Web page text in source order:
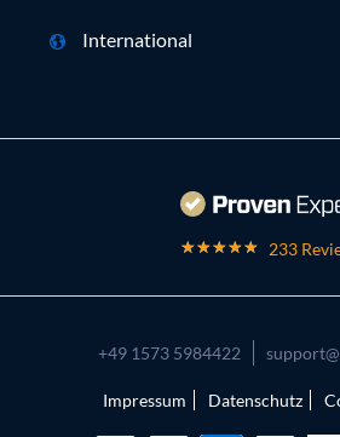
International
233
+49 1573 5984422
Impressum Datenschutz